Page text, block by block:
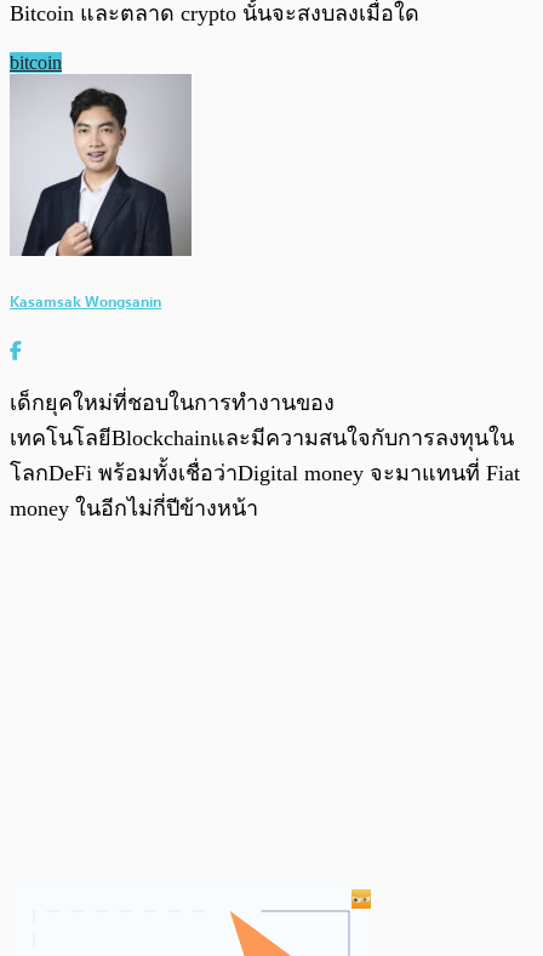
Bitcoin และตลาด crypto นั้นจะสงบลงเมื่อใด
bitcoin
Kasamsak Wongsanin
เด็กยุคใหม่ที่ชอบในการทำงานของ
เทคโนโลยีBlockchainและมีความสนใจกับการลงทุนใน
โลกDeFi พร้อมทั้งเชื่อว่าDigital money จะมาแทนที่ Fiat
money ในอีกไม่กี่ปีข้างหน้า